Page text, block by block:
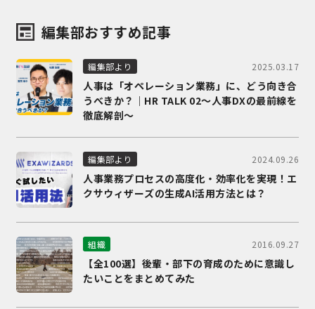
編集部おすすめ記事
編集部より 2025.03.17
人事は「オペレーション業務」に、どう向き合
うべきか？｜HR TALK 02～人事DXの最前線を
徹底解剖～
編集部より 2024.09.26
人事業務プロセスの高度化・効率化を実現！エ
クサウィザーズの生成AI活用方法とは？
組織 2016.09.27
【全100選】後輩・部下の育成のために意識し
たいことをまとめてみた